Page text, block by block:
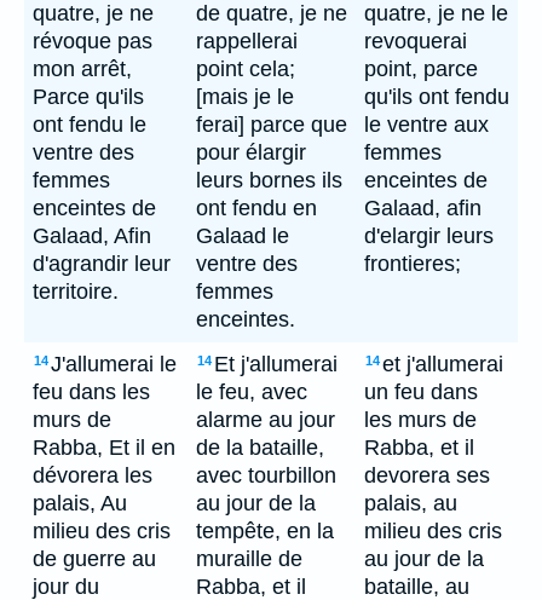
quatre, je ne
révoque pas
mon arrêt,
Parce qu'ils
ont fendu le
ventre des
femmes
enceintes de
Galaad, Afin
d'agrandir leur
territoire.
de quatre, je ne
rappellerai
point cela;
[mais je le
ferai] parce que
pour élargir
leurs bornes ils
ont fendu en
Galaad le
ventre des
femmes
enceintes.
quatre, je ne le
revoquerai
point, parce
qu'ils ont fendu
le ventre aux
femmes
enceintes de
Galaad, afin
d'elargir leurs
frontieres;
14J'allumerai le
feu dans les
murs de
Rabba, Et il en
dévorera les
palais, Au
milieu des cris
de guerre au
jour du
14 Et j'allumerai
le feu, avec
alarme au jour
de la bataille,
avec tourbillon
au jour de la
tempête, en la
muraille de
Rabba, et il
14et j'allumerai
un feu dans
les murs de
Rabba, et il
devorera ses
palais, au
milieu des cris
au jour de la
bataille, au